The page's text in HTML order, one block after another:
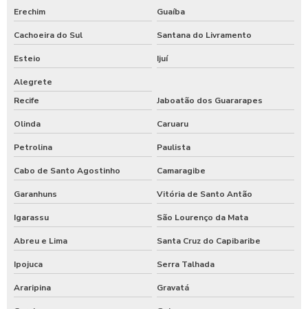
Erechim Guaíba
Cachoeira do Sul Santana do Livramento
Esteio Ijuí
Alegrete
Recife
Jaboatão dos Guararapes
Olinda Caruaru
Petrolina Paulista
Cabo de Santo Agostinho Camaragibe
Garanhuns Vitória de Santo Antão
Igarassu São Lourenço da Mata
Abreu e Lima Santa Cruz do Capibaribe
Ipojuca Serra Talhada
Araripina Gravatá